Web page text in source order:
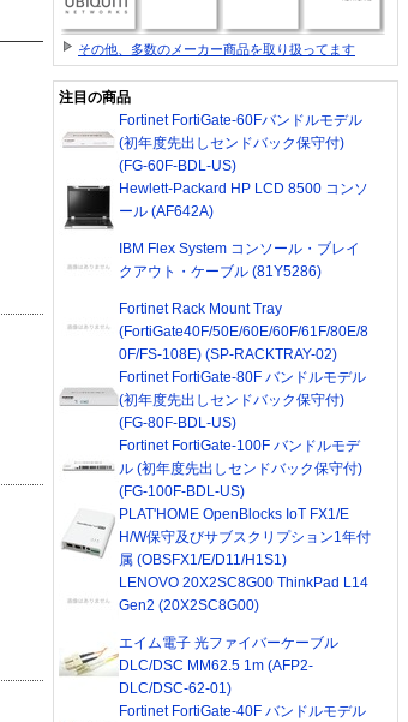
その他、多数のメーカー商品を取り扱ってます
注目の商品
Fortinet FortiGate-60Fバンドルモデル
(初年度先出しセンドバック保守付)
(FG-60F-BDL-US)
Hewlett-Packard HP LCD 8500 コンソ
ール (AF642A)
IBM Flex System コンソール・ブレイ
クアウト・ケーブル (81Y5286)
Fortinet Rack Mount Tray
(FortiGate40F/50E/60E/60F/61F/80E/8
0F/FS-108E) (SP-RACKTRAY-02)
Fortinet FortiGate-80F バンドルモデル
(初年度先出しセンドバック保守付)
(FG-80F-BDL-US)
Fortinet FortiGate-100F バンドルモデ
ル (初年度先出しセンドバック保守付)
(FG-100F-BDL-US)
PLAT'HOME OpenBlocks IoT FX1/E
H/W保守及びサブスクリプション1年付
属 (OBSFX1/E/D11/H1S1)
LENOVO 20X2SC8G00 ThinkPad L14
Gen2 (20X2SC8G00)
エイム電子 光ファイバーケーブル
DLC/DSC MM62.5 1m (AFP2-
DLC/DSC-62-01)
Fortinet FortiGate-40F バンドルモデル